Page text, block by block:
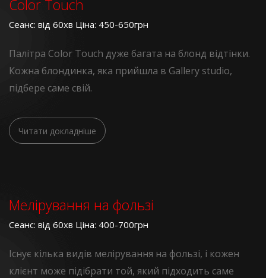
Color Touch
Сеанс: від 60хв Ціна: 450-650грн
Палітра Color Touch дуже багата на блонд відтінки.
Кожна блондинка, яка прийшла в Gallery studio,
підбере саме свій.
Читати докладніше
Мелірування на фользі
Сеанс: від 60хв Ціна: 400-700грн
Існує кілька видів мелірування на фользі, і кожен
клієнт може підібрати той, який підходить саме